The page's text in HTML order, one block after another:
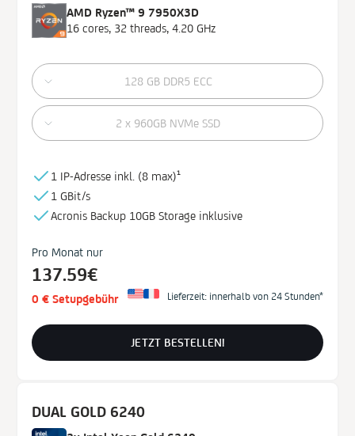
AMD Ryzen™ 9 7950X3D
16 cores, 32 threads, 4.20 GHz
128 GB DDR5 ECC
2 x 960GB NVMe SSD
1 IP-Adresse inkl. (8 max)¹
1 GBit/s
Acronis Backup 10GB Storage inklusive
Pro Monat nur
137.59€
0 € Setupgebühr Lieferzeit: innerhalb von 24 Stunden*
JETZT BESTELLEN!
DUAL GOLD 6240